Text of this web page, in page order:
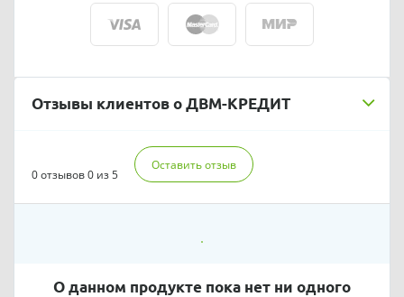
Отзывы клиентов о ДВМ-КРЕДИТ
0 отзывов0 из 5
Оставить отзыв
О данном продукте пока нет ни одного